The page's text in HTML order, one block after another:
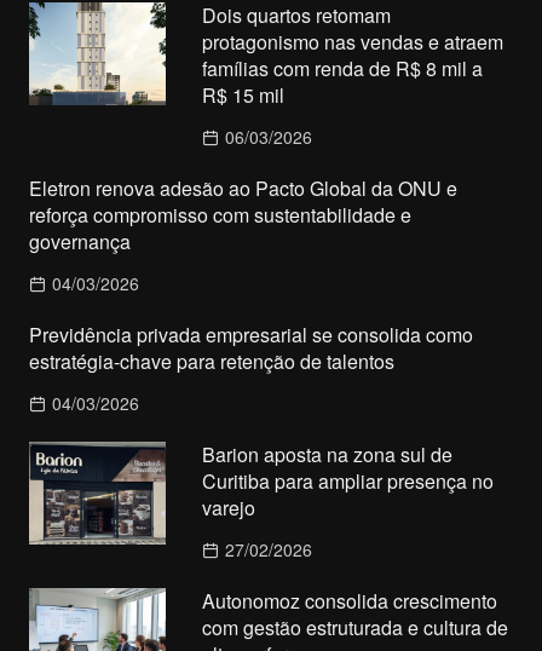
Dois quartos retomam
protagonismo nas vendas e atraem
famílias com renda de R$ 8 mil a
R$ 15 mil
06/03/2026
Eletron renova adesão ao Pacto Global da ONU e
reforça compromisso com sustentabilidade e
governança
04/03/2026
Previdência privada empresarial se consolida como
estratégia-chave para retenção de talentos
04/03/2026
Barion aposta na zona sul de
Curitiba para ampliar presença no
varejo
27/02/2026
Autonomoz consolida crescimento
com gestão estruturada e cultura de